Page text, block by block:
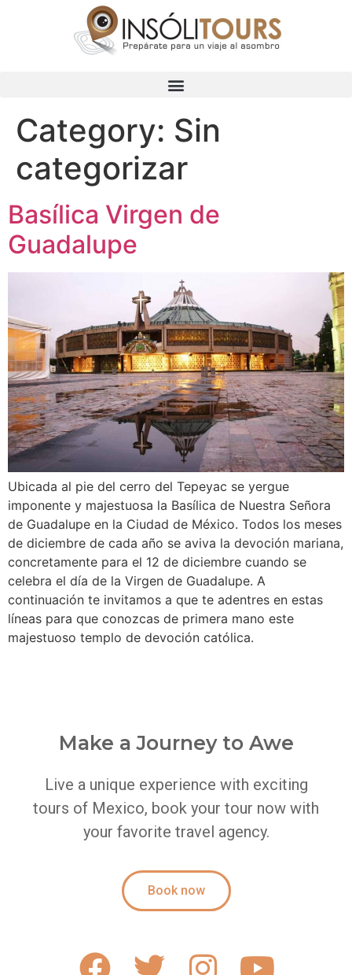
Category: Sin
categorizar
Basílica Virgen de
Guadalupe
Ubicada al pie del cerro del Tepeyac se yergue
imponente y majestuosa la Basílica de Nuestra Señora
de Guadalupe en la Ciudad de México. Todos los meses
de diciembre de cada año se aviva la devoción mariana,
concretamente para el 12 de diciembre cuando se
celebra el día de la Virgen de Guadalupe. A
continuación te invitamos a que te adentres en estas
líneas para que conozcas de primera mano este
majestuoso templo de devoción católica.
Make a Journey to Awe
Live a unique experience with exciting
tours of Mexico, book your tour now with
your favorite travel agency.
Book now